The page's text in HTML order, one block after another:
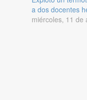
a dos docentes
miércoles, 11 de